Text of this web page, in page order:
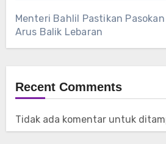
Menteri Bahlil Pastikan
Arus Balik Lebaran
Recent Comments
Tidak ada komentar untuk